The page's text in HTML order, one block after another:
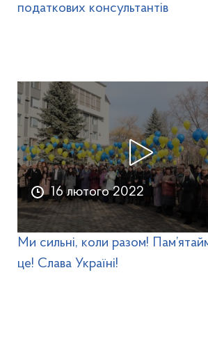
податкових консультантів
16 лютого 2022
Ми сильні, коли разом!
це! Слава Україні!